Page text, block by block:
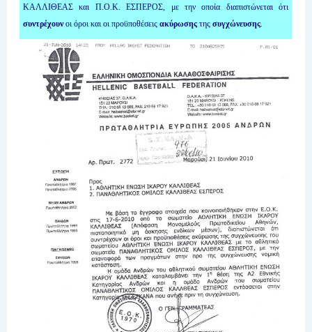
ΚΑΛΛΙΘΕΑΣ και Π.Ο.Κ. ΕΣΠΕΡΟΣ, με την οποία διαπιστώνεται ότι
συντρέχουνοι όροι και οι προϋποθέσειςακύρωσης τηςσυγχώνευσης